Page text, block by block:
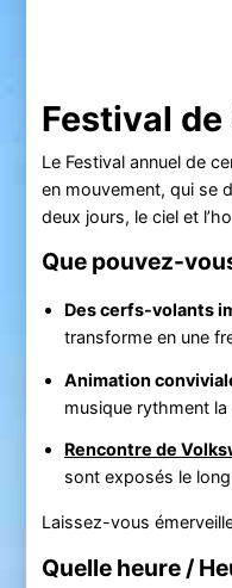
Festival
Le Festival annuel de
en mouvement, qui se
deux jours, le ciel et
Que pouvez-
Des cerfs-volants
transforme en une
Animation
musique rythment la
Rencontre de
sont exposés le
Laissez-vous
Quelle heure /